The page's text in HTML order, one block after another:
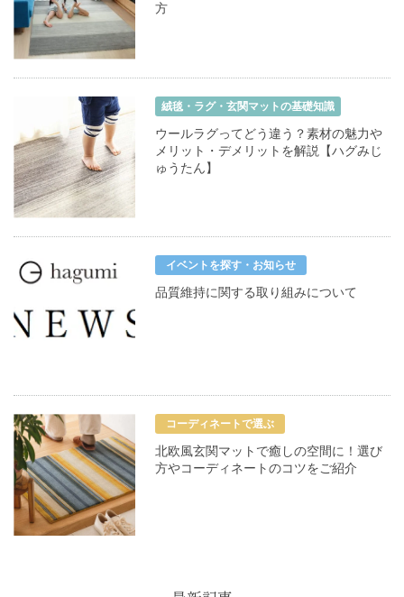
方
絨毯・ラグ・玄関マットの基礎知識
ウールラグってどう違う？素材の魅力や
メリット・デメリットを解説【ハグみじ
ゅうたん】
イベントを探す・お知らせ
品質維持に関する取り組みについて
コーディネートで選ぶ
北欧風玄関マットで癒しの空間に！選び
方やコーディネートのコツをご紹介